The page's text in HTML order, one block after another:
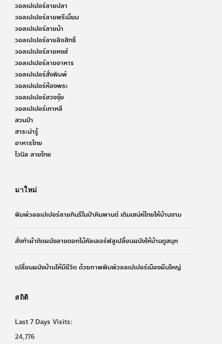
วอลเปเปอร์ลายปลา
วอลเปเปอร์ลายพรีเมี่ยม
วอลเปเปอร์ลายม้า
วอลเปเปอร์ลายลิขสิทธิ์
วอลเปเปอร์ลายหงส์
วอลเปเปอร์ลายอาหาร
วอลเปเปอร์สั่งพิมพ์
วอลเปเปอร์ห้องพระ
วอลเปเปอร์ฮวงจุ้ย
วอลเปเปอร์เกาหลี
สวนป่า
สาระน่ารู้
อาหารไทย
ไวนิล ลายไทย
มาใหม่
พิมพ์วอลเปเปอร์ลายกินรีในป่าหิมพานต์ เติมเสน่ห์ไทยให้บ้านงาม
สั่งทำผ้าติดผนังลายดอกไม้คัลเลอร์ฟลูเปลี่ยนผนังให้บ้านดูสนุก
เปลี่ยนผนังบ้านให้มีชีวิต ด้วยภาพพิมพ์วอลเปเปอร์เมืองผืนใหญ่
สถิติ
Last 7 Days Visits:
24,776